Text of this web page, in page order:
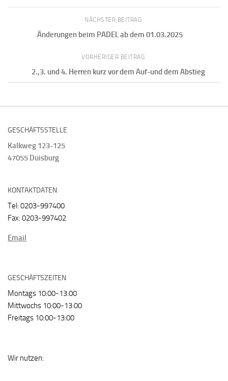
NÄCHSTER BEITRAG
Änderungen beim PADEL ab dem 01.03.2025
VORHERIGER BEITRAG
2.,3. und 4. Herren kurz vor dem Auf-und dem Abstieg
GESCHÄFTSSTELLE
Kalkweg 123-125
47055 Duisburg
KONTAKTDATEN
Tel: 0203-997400
Fax: 0203-997402
Email
GESCHÄFTSZEITEN
Montags 10:00-13:00
Mittwochs 10:00-13:00
Freitags 10:00-13:00
Wir nutzen: